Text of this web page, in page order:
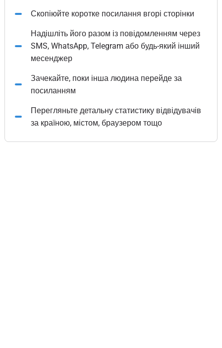
Скопіюйте коротке посилання вгорі сторінки
Надішліть його разом із повідомленням через
SMS, WhatsApp, Telegram або будь-який інший
месенджер
Зачекайте, поки інша людина перейде за
посиланням
Перегляньте детальну статистику відвідувачів
за країною, містом, браузером тощо